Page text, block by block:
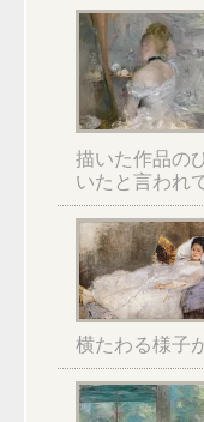
描いた作品の
いたと言われ
横たわる様子